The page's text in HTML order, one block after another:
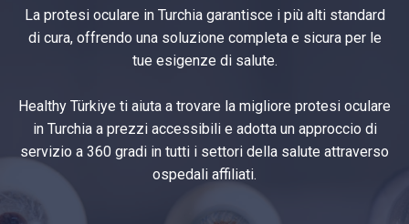
t
La protesi oculare in Turchia garantisce i più alti standard
di cura, offrendo una soluzione completa e sicura per le
tue esigenze di salute.
Healthy Türkiye ti aiuta a trovare la migliore protesi oculare
in Turchia a prezzi accessibili e adotta un approccio di
servizio a 360 gradi in tutti i settori della salute attraverso
ospedali affiliati.